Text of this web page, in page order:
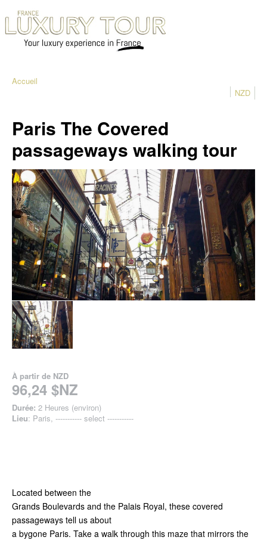
Accueil
NZD
Paris The Covered
passageways walking tour
À partir de NZD
96,24 $NZ
Durée: 2 Heures (environ)
Lieu: Paris, ----------- select -----------
Located between the
Grands Boulevards and the Palais Royal, these covered
passageways tell us about
a bygone Paris. Take a walk through this maze that mirrors the